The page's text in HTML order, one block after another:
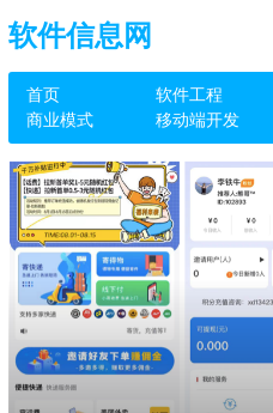
软件信息网
首页 软件工程
商业模式
移动端开发